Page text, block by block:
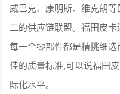
威巴克、康明斯、维克朗
二的供应链联盟。福田皮
每一个零部件都是精挑细
佳的质量标准,可以说福田
际化水平。